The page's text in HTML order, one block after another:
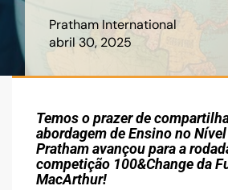
Pratham International
abril 30, 2025
Temos o prazer de
abordagem de Ensino no
Pratham avançou para a
competição 100&Change da
MacArthur!